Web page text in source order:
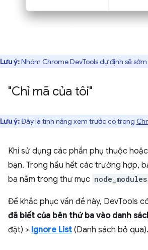
Lưu ý:Nhóm Chrome DevTools dự định sẽ
"Chỉ mã của tôi"
Lưu ý:Đây là tính năng xem trước có trong
Khi sử dụng các phần phụ thuộc
bạn. Trong hầu hết các trường hợp,
ba nằm trong thư mục node_modules
Để khắc phục vấn đề này, DevTools
đã biết của bên thứ ba vào danh
đặt) > Ignore List (Danh sách bỏ qua).